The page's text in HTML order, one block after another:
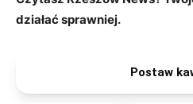
działać sprawniej.
Postaw